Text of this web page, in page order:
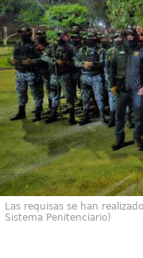
Las requisas se han
Sistema Penitenciario)